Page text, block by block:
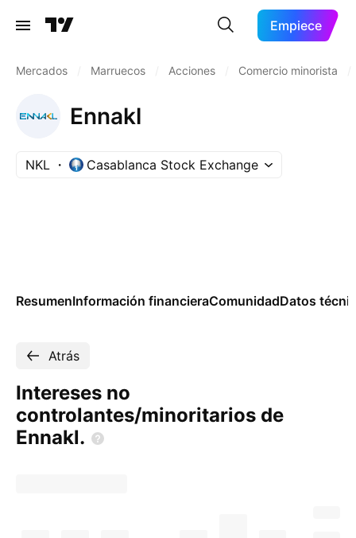
Empiece
Mercados Marruecos Acciones Comercio minorista
Ennakl
NKL Casablanca Stock Exchange
ResumenInformación financieraComunidadDatos
Atrás
Intereses no
controlantes/minoritarios de
Ennakl.